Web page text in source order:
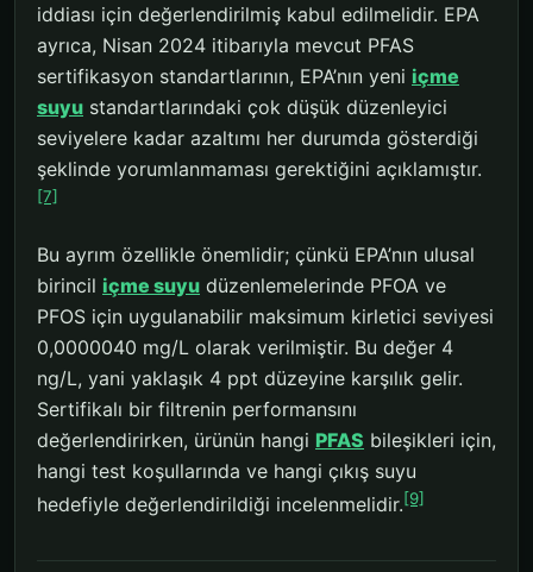
iddiası için değerlendirilmiş kabul edilmelidir. EPA
ayrıca, Nisan 2024 itibarıyla mevcut PFAS
sertifikasyon standartlarının, EPA’nın yeni içme
suyu standartlarındaki çok düşük düzenleyici
seviyelere kadar azaltımı her durumda gösterdiği
şeklinde yorumlanmaması gerektiğini açıklamıştır.
[7]
Bu ayrım özellikle önemlidir; çünkü EPA’nın ulusal
birincil içme suyu düzenlemelerinde PFOA ve
PFOS için uygulanabilir maksimum kirletici seviyesi
0,0000040 mg/L olarak verilmiştir. Bu değer 4
ng/L, yani yaklaşık 4 ppt düzeyine karşılık gelir.
Sertifikalı bir filtrenin performansını
değerlendirirken, ürünün hangi PFAS bileşikleri için,
hangi test koşullarında ve hangi çıkış suyu
hedefiyle değerlendirildiği incelenmelidir.[9]